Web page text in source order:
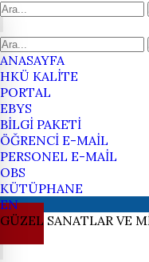
ANASAYFA
HKÜ KALİTE
PORTAL
EBYS
BİLGİ PAKETİ
ÖĞRENCİ E-MAİL
PERSONEL E-MAİL
OBS
KÜTÜPHANE
EN
GÜZEL SANATLAR VE